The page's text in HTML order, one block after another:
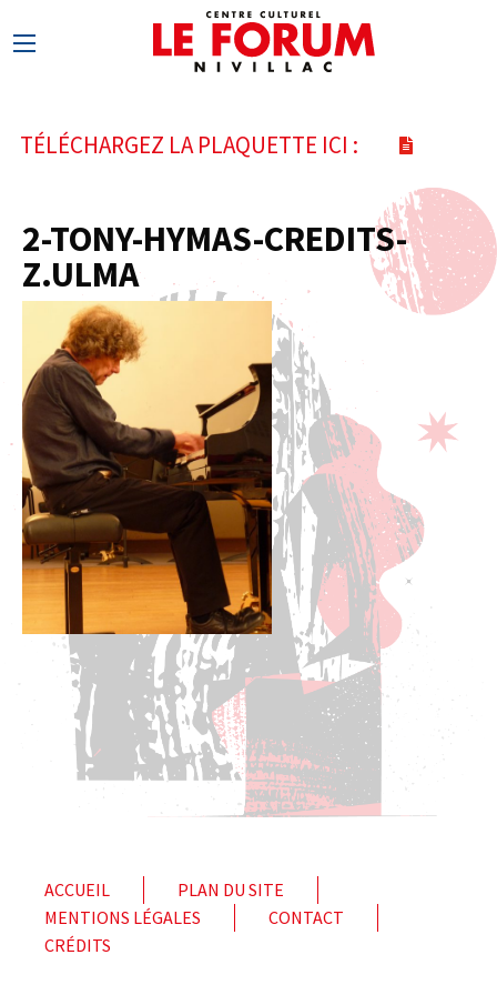
TÉLÉCHARGEZ LA PLAQUETTE ICI :
2-TONY-HYMAS-CREDITS-
Z.ULMA
ACCUEIL
PLAN DU SITE
MENTIONS LÉGALES
CONTACT
CRÉDITS